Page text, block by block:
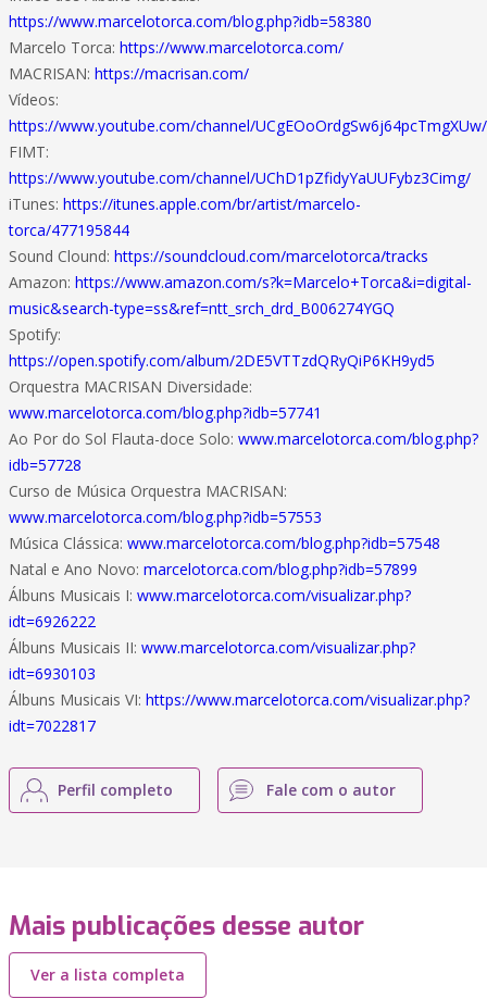
https://www.marcelotorca.com/blog.php?idb=58380
Marcelo Torca: https://www.marcelotorca.com/
MACRISAN: https://macrisan.com/
Vídeos:
https://www.youtube.com/channel/UCgEOoOrdgSw6j64pcTmgXUw/
FIMT:
https://www.youtube.com/channel/UChD1pZfidyYaUUFybz3Cimg/
iTunes: https://itunes.apple.com/br/artist/marcelo-
torca/477195844
Sound Clound: https://soundcloud.com/marcelotorca/tracks
Amazon: https://www.amazon.com/s?k=Marcelo+Torca&i=digital-
music&search-type=ss&ref=ntt_srch_drd_B006274YGQ
Spotify:
https://open.spotify.com/album/2DE5VTTzdQRyQiP6KH9yd5
Orquestra MACRISAN Diversidade:
www.marcelotorca.com/blog.php?idb=57741
Ao Por do Sol Flauta-doce Solo: www.marcelotorca.com/blog.php?
idb=57728
Curso de Música Orquestra MACRISAN:
www.marcelotorca.com/blog.php?idb=57553
Música Clássica: www.marcelotorca.com/blog.php?idb=57548
Natal e Ano Novo: marcelotorca.com/blog.php?idb=57899
Álbuns Musicais I: www.marcelotorca.com/visualizar.php?
idt=6926222
Álbuns Musicais II: www.marcelotorca.com/visualizar.php?
idt=6930103
Álbuns Musicais VI: https://www.marcelotorca.com/visualizar.php?
idt=7022817
Perfil completo Fale com o autor
Mais publicações desse autor
Ver a lista completa